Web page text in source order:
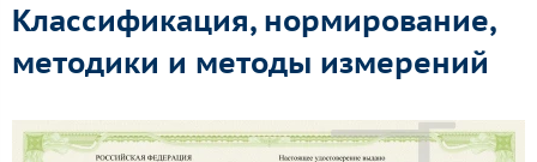
Классификация, нормирование,
методики и методы измерений